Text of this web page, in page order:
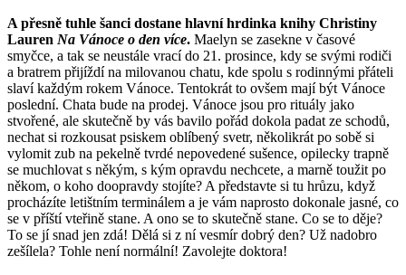
A přesně tuhle šanci dostane hlavní hrdinka knihy Christiny
Lauren Na Vánoce o den více. Maelyn se zasekne v časové
smyčce, a tak se neustále vrací do 21. prosince, kdy se svými rodiči
a bratrem přijíždí na milovanou chatu, kde spolu s rodinnými přáteli
slaví každým rokem Vánoce. Tentokrát to ovšem mají být Vánoce
poslední. Chata bude na prodej. Vánoce jsou pro rituály jako
stvořené, ale skutečně by vás bavilo pořád dokola padat ze schodů,
nechat si rozkousat psiskem oblíbený svetr, několikrát po sobě si
vylomit zub na pekelně tvrdé nepovedené sušence, opilecky trapně
se muchlovat s někým, s kým opravdu nechcete, a marně toužit po
někom, o koho doopravdy stojíte? A představte si tu hrůzu, když
procházíte letištním terminálem a je vám naprosto dokonale jasné, co
se v příští vteřině stane. A ono se to skutečně stane. Co se to děje?
To se jí snad jen zdá! Dělá si z ní vesmír dobrý den? Už nadobro
zešílela? Tohle není normální! Zavolejte doktora!